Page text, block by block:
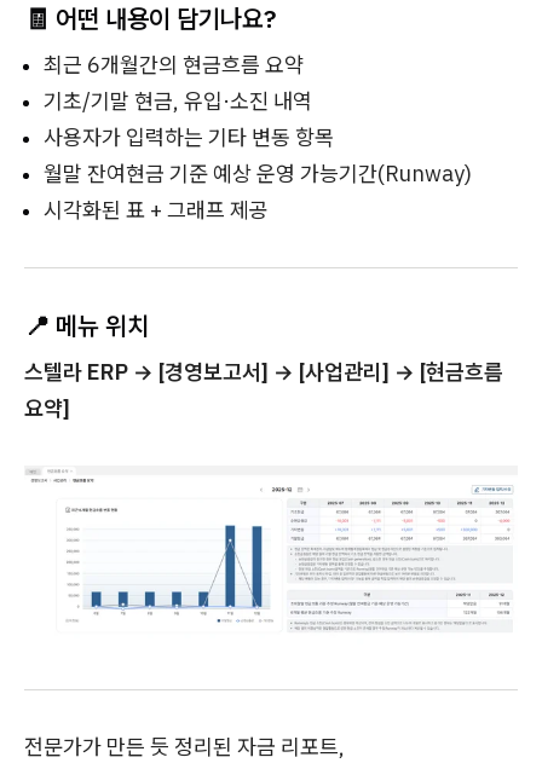
🧾 어떤 내용이 담기나요?
최근 6개월간의 현금흐름 요약
기초/기말 현금, 유입·소진 내역
사용자가 입력하는 기타 변동 항목
월말 잔여현금 기준 예상 운영 가능기간(Runway)
시각화된 표 + 그래프 제공
📍 메뉴 위치
스텔라 ERP → [경영보고서] → [사업관리] → [현금흐름
요약]
전문가가 만든 듯 정리된 자금 리포트,